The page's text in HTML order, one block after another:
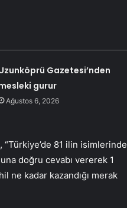
Gazetesi’nden
gurur
Ağustos 6, 2026
“Türkiye’de 81 ilin isimlerinde
doğru cevabı vererek 1
ne kadar kazandığı merak